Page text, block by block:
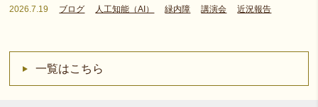
2026.7.19 ブログ 人工知能（AI） 緑内障 講演会 近況報告
一覧はこちら